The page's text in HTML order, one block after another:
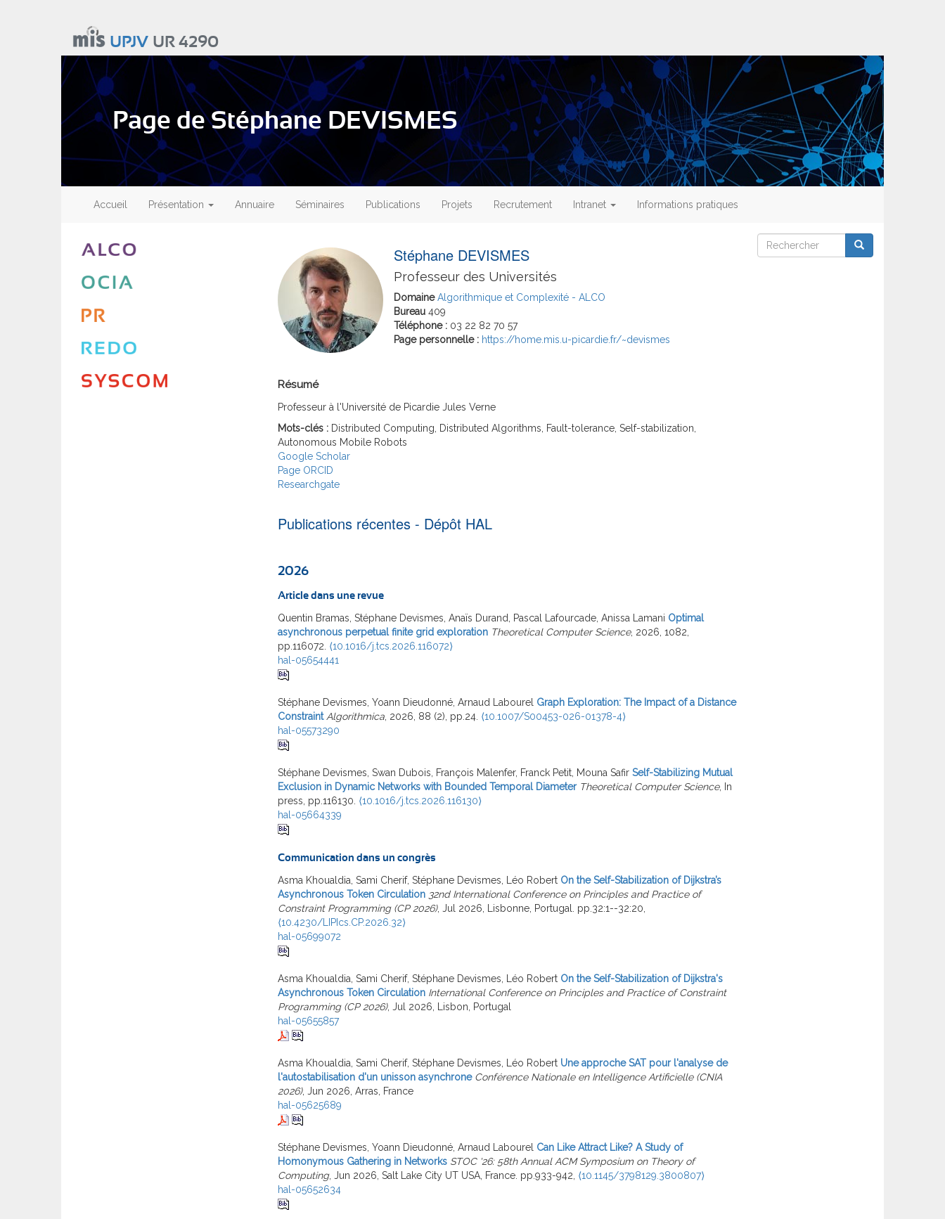
UPJVUR 4290
Page de Stéphane DEVISMES
Main
navigation
Accueil Présentation Annuaire Séminaires Publications Projets Recrutement Intranet Informations pratiques
Stéphane DEVISMES
Professeur des Universités
DomaineAlgorithmique et Complexité - ALCO
Bureau 409
Téléphone : 03 22 82 70 57
Page personnelle : https://home.mis.u-picardie.fr/~devismes
Résumé
Professeur à l'Université de Picardie Jules Verne
Mots-clés : Distributed Computing, Distributed Algorithms, Fault-tolerance, Self-stabilization,
Autonomous Mobile Robots
Google Scholar
Page ORCID
Researchgate
Publications récentes - Dépôt HAL
2026
Article dans une revue
Quentin Bramas, Stéphane Devismes, Anaïs Durand, Pascal Lafourcade, Anissa Lamani Optimal
asynchronous perpetual finite grid exploration Theoretical Computer Science, 2026, 1082,
pp.116072. ⟨10.1016/j.tcs.2026.116072⟩
hal-05654441
Stéphane Devismes, Yoann Dieudonné, Arnaud Labourel Graph Exploration: The Impact of a Distance
Constraint Algorithmica, 2026, 88 (2), pp.24. ⟨10.1007/S00453-026-01378-4⟩
hal-05573290
Stéphane Devismes, Swan Dubois, François Malenfer, Franck Petit, Mouna Safir Self-Stabilizing Mutual
Exclusion in Dynamic Networks with Bounded Temporal Diameter Theoretical Computer Science, In
press, pp.116130. ⟨10.1016/j.tcs.2026.116130⟩
hal-05664339
Communication dans un congrès
Asma Khoualdia, Sami Cherif, Stéphane Devismes, Léo Robert On the Self-Stabilization of Dijkstra’s
Asynchronous Token Circulation 32nd International Conference on Principles and Practice of
Constraint Programming (CP 2026), Jul 2026, Lisbonne, Portugal. pp.32:1--32:20,
⟨10.4230/LIPIcs.CP.2026.32⟩
hal-05699072
Asma Khoualdia, Sami Cherif, Stéphane Devismes, Léo Robert On the Self-Stabilization of Dijkstra's
Asynchronous Token Circulation International Conference on Principles and Practice of Constraint
Programming (CP 2026), Jul 2026, Lisbon, Portugal
hal-05655857
Asma Khoualdia, Sami Cherif, Stéphane Devismes, Léo Robert Une approche SAT pour l'analyse de
l'autostabilisation d'un unisson asynchrone Conférence Nationale en Intelligence Artificielle (CNIA
2026), Jun 2026, Arras, France
hal-05625689
Stéphane Devismes, Yoann Dieudonné, Arnaud Labourel Can Like Attract Like? A Study of
Homonymous Gathering in Networks STOC '26: 58th Annual ACM Symposium on Theory of
Computing, Jun 2026, Salt Lake City UT USA, France. pp.933-942, ⟨10.1145/3798129.3800807⟩
hal-05652634
Rechercher
Rechercher Rechercher